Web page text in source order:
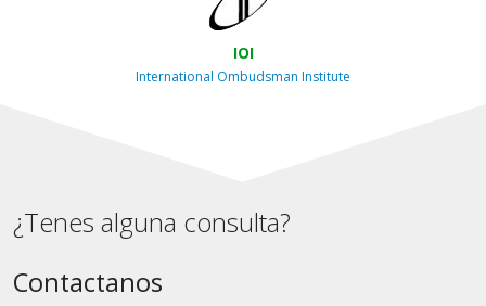
IOI
International Ombudsman Institute
¿Tenes alguna consulta?
Contactanos